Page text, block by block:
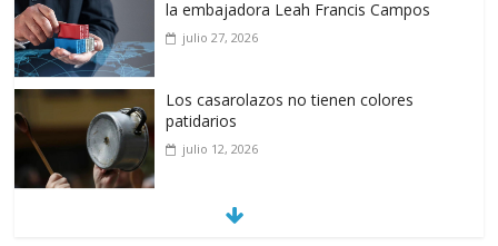
la embajadora Leah Francis Campos
julio 27, 2026
Los casarolazos no tienen colores
patidarios
julio 12, 2026
Llevar los Juegos XXV Juegos Centroamericanos